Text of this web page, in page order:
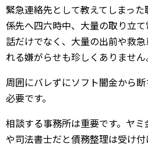
緊急連絡先として教えてしまっ
係先へ四六時中、大量の取り立
話だけでなく、大量の出前や救
れる嫌がらせも珍しくありません
周囲にバレずにソフト闇金から
必要です。
相談する事務所は重要です。ヤ
や司法書士だと債務整理は受け